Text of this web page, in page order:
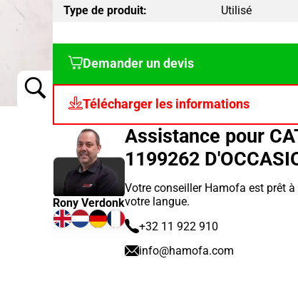
Type de produit:
Utilisé
Demander un devis
Télécharger les informations
Assistance pour
1199262
Votre conseiller Hamofa est prêt
votre langue.
+32 11 922 910
info@hamofa.com
Rony Verdonk